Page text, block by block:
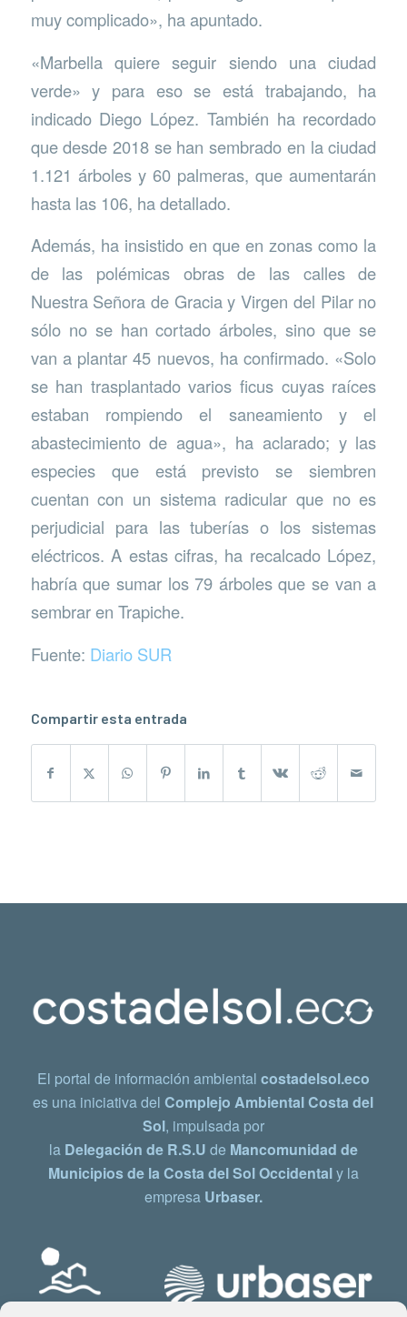
muy complicado», ha apuntado.
«Marbella quiere seguir siendo una ciudad
verde» y para eso se está trabajando, ha
indicado Diego López. También ha recordado
que desde 2018 se han sembrado en la ciudad
1.121 árboles y 60 palmeras, que aumentarán
hasta las 106, ha detallado.
Además, ha insistido en que en zonas como la
de las polémicas obras de las calles de
Nuestra Señora de Gracia y Virgen del Pilar no
sólo no se han cortado árboles, sino que se
van a plantar 45 nuevos, ha confirmado. «Solo
se han trasplantado varios ficus cuyas raíces
estaban rompiendo el saneamiento y el
abastecimiento de agua», ha aclarado; y las
especies que está previsto se siembren
cuentan con un sistema radicular que no es
perjudicial para las tuberías o los sistemas
eléctricos. A estas cifras, ha recalcado López,
habría que sumar los 79 árboles que se van a
sembrar en Trapiche.
Fuente: Diario SUR
Compartir esta entrada
El portal de información ambiental costadelsol.eco
es una iniciativa delComplejo Ambiental Costa del
Sol, impulsada por
la Delegación de R.S.U de Mancomunidad de
Municipios de la Costa del Sol Occidentaly la
empresa Urbaser.